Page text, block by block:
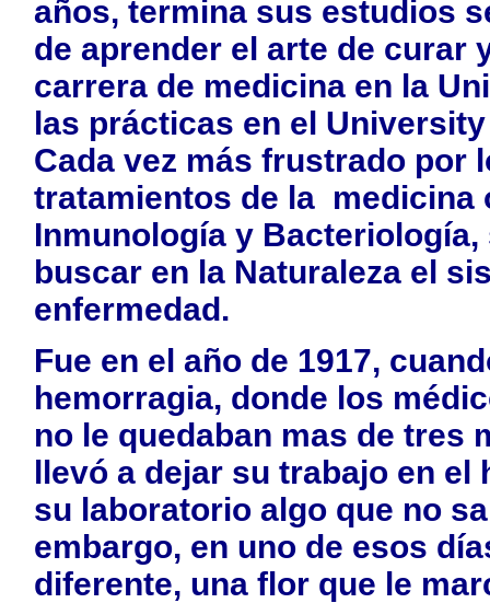
años, termina sus estudios
de aprender el arte de curar
carrera de medicina en la
las prácticas en el
Cada vez más frustrado por
tratamientos de la medicina
Inmunología y
buscar en la Naturaleza el
enfermedad.
Fue en el año de 1917,
hemorragia, donde los
no le quedaban mas de tres
llevó a dejar su trabajo en
su laboratorio algo que no
embargo, en uno de esos
diferente, una flor que le